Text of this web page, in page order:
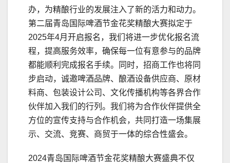
办，为精酿行业的发展注入了新的活力和动力。
第二届青岛国际啤酒节金花奖精酿大赛拟定于
2025年4月开启报名，我们将进一步优化报名流
程，提高服务效率，确保每一位有意参与的品牌
都能顺利完成报名手续。同时，招商工作也将同
步启动，诚邀啤酒品牌、酿酒设备供应商、原材
料商、包装设计公司、文化传播机构等各界合作
伙伴加入我们的行列。我们将为合作伙伴提供全
方位的宣传支持与合作机会，共同打造一场集展
示、交流、竞赛、商贸于一体的综合性盛会。
2024青岛国际啤酒节金花奖精酿大赛盛典不仅